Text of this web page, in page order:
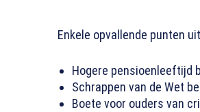
Enkele opvallende punten
Hogere pensioenleeftijd
Schrappen van de Wet
Boete voor ouders van